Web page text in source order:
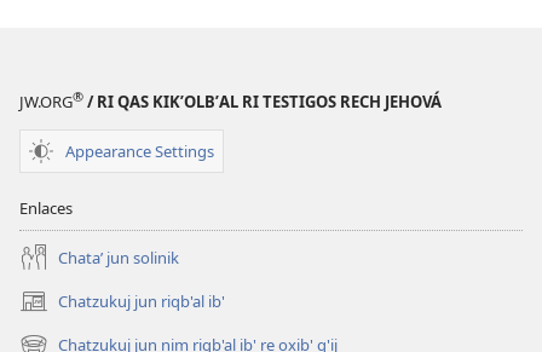
JW.ORG® / RI QAS KIKʼOLBʼAL RI TESTIGOS RECH JEHOVÁ
Appearance Settings
Enlaces
Chataʼ jun solinik
Chatzukuj jun riqb'al ib'
(opens
new Chatzukuj jun nim riqb'al ib' re oxib' q'ij